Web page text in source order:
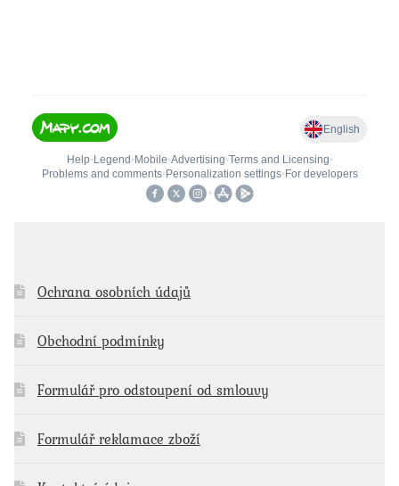
Ochrana osobních údajů
Obchodní podmínky
Formulář pro odstoupení od smlouvy
Formulář reklamace zboží